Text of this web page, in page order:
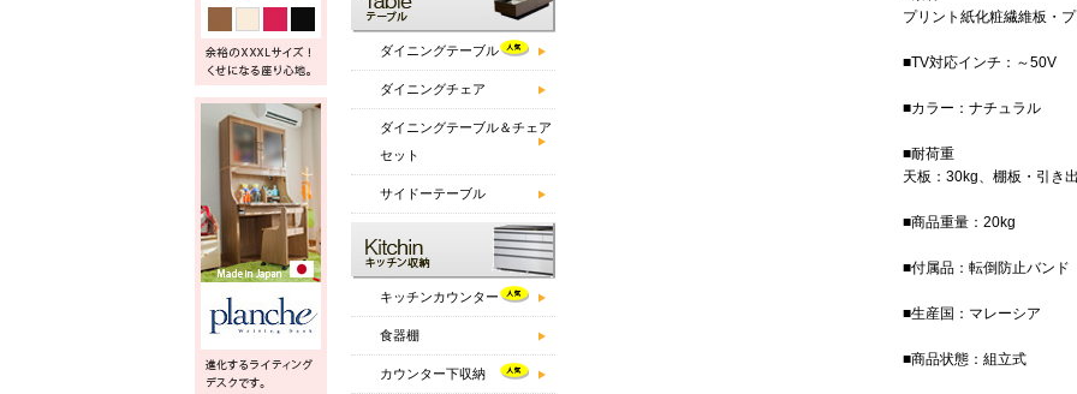
ダイニングテーブル
ダイニングチェア
ダイニングテーブル＆チェア
セット
サイドーテーブル
キッチンカウンター
食器棚
カウンター下収納
プリント紙化粧繊維板・
■TV対応インチ：～50V
■カラー：ナチュラル
■耐荷重
天板：30kg、棚板・引き
■商品重量：20kg
■付属品：転倒防止バンド
■生産国：マレーシア
■商品状態：組立式